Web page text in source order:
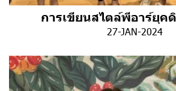
การเขียนสไตล์พีอาร์ยุค
27-JAN-2024